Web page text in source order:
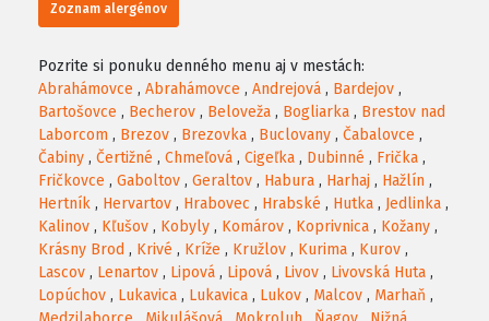
Zoznam alergénov
Pozrite si ponuku denného menu aj v mestách:
Abrahámovce , Abrahámovce , Andrejová , Bardejov ,
Bartošovce , Becherov , Beloveža , Bogliarka , Brestov nad
Laborcom , Brezov , Brezovka , Buclovany , Čabalovce ,
Čabiny , Čertižné , Chmeľová , Cigeľka , Dubinné , Frička ,
Fričkovce , Gaboltov , Geraltov , Habura , Harhaj , Hažlín ,
Hertník , Hervartov , Hrabovec , Hrabské , Hutka , Jedlinka ,
Kalinov , Kľušov , Kobyly , Komárov , Koprivnica , Kožany ,
Krásny Brod , Krivé , Kríže , Kružlov , Kurima , Kurov ,
Lascov , Lenartov , Lipová , Lipová , Livov , Livovská Huta ,
Lopúchov , Lukavica , Lukavica , Lukov , Malcov , Marhaň ,